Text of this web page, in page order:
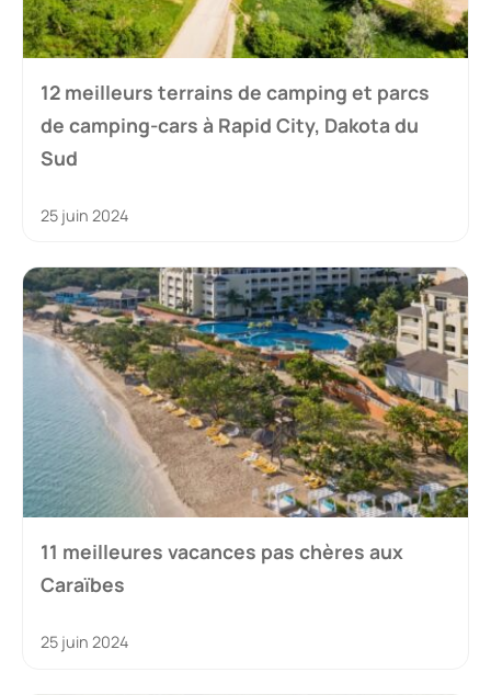
12 meilleurs terrains de camping et parcs
de camping-cars à Rapid City, Dakota du
Sud
25 juin 2024
11 meilleures vacances pas chères aux
Caraïbes
25 juin 2024